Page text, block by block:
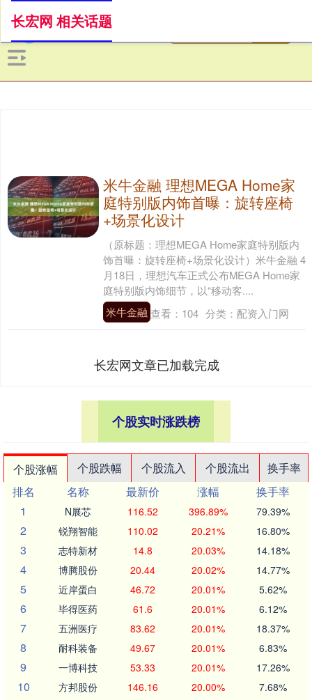
长宏网 相关话题
米牛金融 理想MEGA Home家
庭特别版内饰首曝：旋转座椅
+场景化设计
（原标题：理想MEGA Home家庭特别版内
饰首曝：旋转座椅+场景化设计）米牛金融 4
月18日，理想汽车正式公布MEGA Home家
庭特别版内饰细节，以“移动客....
米牛金融 查看： 104 分类： 配资入门网
长宏网文章已加载完成
个股实时涨跌榜
个股涨幅 个股跌幅 个股流入 个股流出
换手率
排名
名称 最新价 涨幅
换手率
1
N展芯 116.52 396.89% 79.39%
2 锐翔智能 110.02 20.21% 16.80%
3 志特新材 14.8 20.03% 14.18%
4 博腾股份 20.44 20.02% 14.77%
5 近岸蛋白 46.72 20.01% 5.62%
6 毕得医药 61.6 20.01% 6.12%
7 五洲医疗 83.62 20.01% 18.37%
8 耐科装备 49.67 20.01% 6.83%
9 一博科技 53.33 20.01% 17.26%
10 方邦股份 146.16 20.00% 7.68%